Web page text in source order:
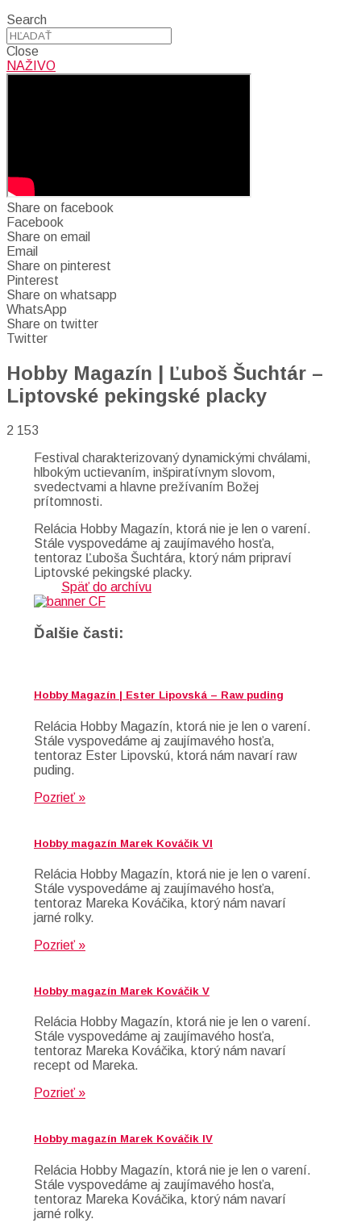
Search
Close
NAŽIVO
Share on facebook
Facebook
Share on email
Email
Share on pinterest
Pinterest
Share on whatsapp
WhatsApp
Share on twitter
Twitter
Hobby Magazín | Ľuboš Šuchtár –
Liptovské pekingské placky
2 153
Festival charakterizovaný dynamickými chválami,
hlbokým uctievaním, inšpiratívnym slovom,
svedectvami a hlavne prežívaním Božej
prítomnosti.
Relácia Hobby Magazín, ktorá nie je len o varení.
Stále vyspovedáme aj zaujímavého hosťa,
tentoraz Ľuboša Šuchtára, ktorý nám pripraví
Liptovské pekingské placky.
Späť do archívu
Ďalšie časti:
Hobby Magazín | Ester Lipovská – Raw puding
Relácia Hobby Magazín, ktorá nie je len o varení.
Stále vyspovedáme aj zaujímavého hosťa,
tentoraz Ester Lipovskú, ktorá nám navarí raw
puding.
Pozrieť »
Hobby magazín Marek Kováčik VI
Relácia Hobby Magazín, ktorá nie je len o varení.
Stále vyspovedáme aj zaujímavého hosťa,
tentoraz Mareka Kováčika, ktorý nám navarí
jarné rolky.
Pozrieť »
Hobby magazín Marek Kováčik V
Relácia Hobby Magazín, ktorá nie je len o varení.
Stále vyspovedáme aj zaujímavého hosťa,
tentoraz Mareka Kováčika, ktorý nám navarí
recept od Mareka.
Pozrieť »
Hobby magazín Marek Kováčik IV
Relácia Hobby Magazín, ktorá nie je len o varení.
Stále vyspovedáme aj zaujímavého hosťa,
tentoraz Mareka Kováčika, ktorý nám navarí
jarné rolky.